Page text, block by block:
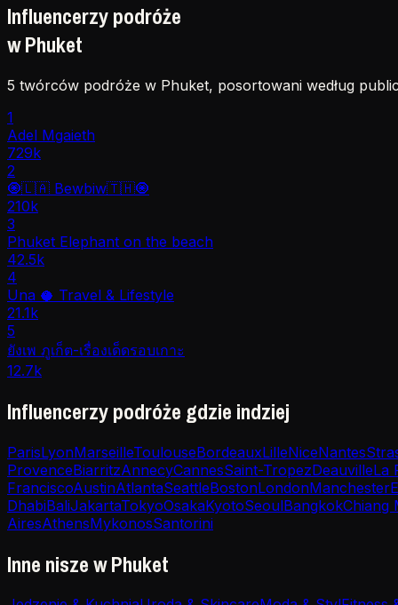
Influencerzy podróże
w Phuket
5 twórców podróże w Phuket, posortowani według
1
Adel Mgaieth
729k
2
🧿🇱🇦 Bewbiw🇹🇭🧿
210k
3
Phuket Elephant on the beach
42.5k
4
Una 🥥 Travel & Lifestyle
21.1k
5
ยังเพ ภูเก็ต-เรื่องเด็ดรอบเกาะ
12.7k
Influencerzy podróże gdzie indziej
ParisLyonMarseilleToulouseBordeauxLilleNiceNantes
ProvenceBiarritzAnnecyCannesSaint-TropezDeauvilleLa
FranciscoAustinAtlantaSeattleBostonLondonManchester
DhabiBaliJakartaTokyoOsakaKyotoSeoulBangkokChiang
AiresAthensMykonosSantorini
Inne nisze w Phuket